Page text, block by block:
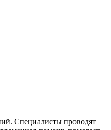
Специалисты проводят